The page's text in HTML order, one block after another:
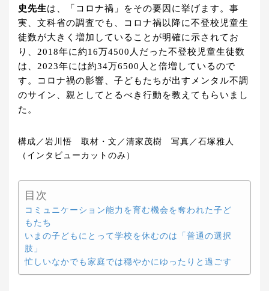
史先生は、「コロナ禍」をその要因に挙げます。事
実、文科省の調査でも、コロナ禍以降に不登校児童生
徒数が大きく増加していることが明確に示されてお
り、2018年に約16万4500人だった不登校児童生徒数
は、2023年には約34万6500人と倍増しているので
す。コロナ禍の影響、子どもたちが出すメンタル不調
のサイン、親としてとるべき行動を教えてもらいまし
た。
構成／岩川悟 取材・文／清家茂樹 写真／石塚雅人
（インタビューカットのみ）
目次
コミュニケーション能力を育む機会を奪われた子ど
もたち
いまの子どもにとって学校を休むのは「普通の選択
肢」
忙しいなかでも家庭では穏やかにゆったりと過ごす